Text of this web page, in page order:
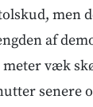
men
af
meter væk
senere